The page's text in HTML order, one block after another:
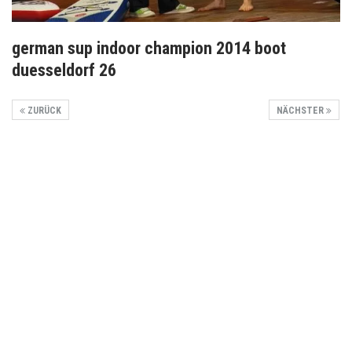
german sup indoor champion 2014 boot
duesseldorf 26
NÄCHSTER
ZURÜCK